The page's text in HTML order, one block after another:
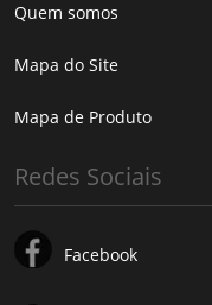
Quem somos
Mapa do Site
Mapa de Produto
Redes Sociais
Facebook